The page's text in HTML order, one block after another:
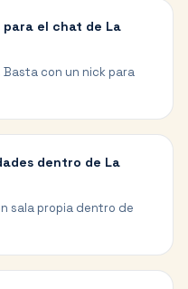
el chat de La
con un nick para
dentro de La
sala propia dentro de